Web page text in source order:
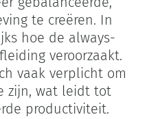
te creëren. In
hoe de always-
veroorzaakt.
vaak verplicht om
zijn, wat leidt tot
productiviteit.